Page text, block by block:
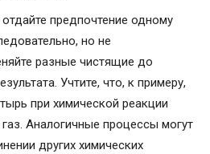
предпочтение одному
но не
разные чистящие до
Учтите, что, к примеру,
при химической реакции
Аналогичные процессы могут
других химических